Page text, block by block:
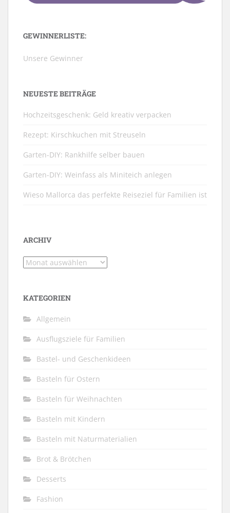
GEWINNERLISTE:
Unsere Gewinner
NEUESTE BEITRÄGE
Hochzeitsgeschenk: Geld kreativ verpacken
Rezept: Kirschkuchen mit Streuseln
Garten-DIY: Rankhilfe selber bauen
Garten-DIY: Weinfass als Miniteich anlegen
Wieso Mallorca das perfekte Reiseziel für Familien ist
ARCHIV
Archiv
KATEGORIEN
Allgemein
Ausflugsziele für Familien
Bastel- und Geschenkideen
Basteln für Ostern
Basteln für Weihnachten
Basteln mit Kindern
Basteln mit Naturmaterialien
Brot & Brötchen
Desserts
Fashion